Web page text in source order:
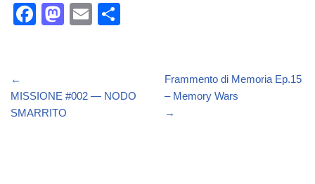
F
b
M
d
E
vi
←
MISSIONE #002 — NODO
SMARRITO
Frammento di Memoria Ep.15
– Memory Wars
→